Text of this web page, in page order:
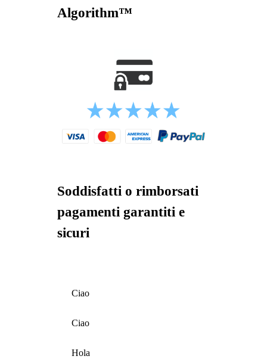
Algorithm™
Soddisfatti o rimborsati
pagamenti garantiti e
sicuri
Ciao
Ciao
Hola